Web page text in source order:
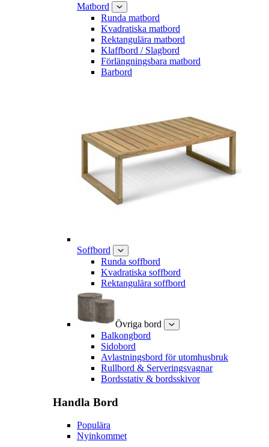
Matbord
Runda matbord
Kvadratiska matbord
Rektangulära matbord
Klaffbord / Slagbord
Förlängningsbara matbord
Barbord
Soffbord
Runda soffbord
Kvadratiska soffbord
Rektangulära soffbord
Övriga bord
Balkongbord
Sidobord
Avlastningsbord för utomhusbruk
Rullbord & Serveringsvagnar
Bordsstativ & bordsskivor
Handla Bord
Populära
Nyinkommet